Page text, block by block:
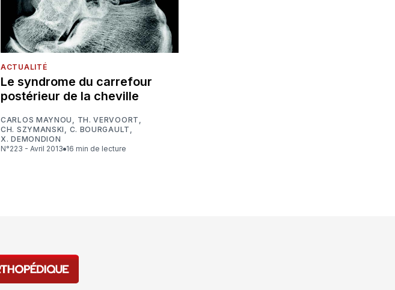
ACTUALITÉ
Le syndrome du carrefour
postérieur de la cheville
CARLOS MAYNOU , TH. VERVOORT ,
CH. SZYMANSKI , C. BOURGAULT ,
X. DEMONDION
N°223 - Avril 2013
16 min de lecture